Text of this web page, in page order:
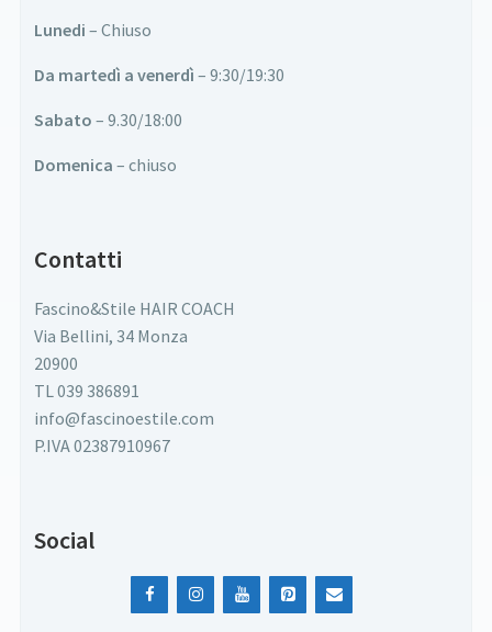
Lunedi – Chiuso
Da martedì a venerdì – 9:30/19:30
Sabato – 9.30/18:00
Domenica – chiuso
Contatti
Fascino&Stile HAIR COACH
Via Bellini, 34 Monza
20900
TL 039 386891
info@fascinoestile.com
P.IVA 02387910967
Social